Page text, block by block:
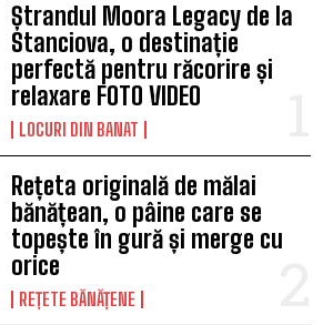
Ștrandul Moora Legacy de la
Stanciova, o destinație
perfectă pentru răcorire și
relaxare FOTO VIDEO
LOCURI DIN BANAT
Rețeta originală de mălai
bănățean, o pâine care se
topește în gură și merge cu
orice
REȚETE BĂNĂȚENE